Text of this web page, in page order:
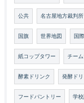
公共 名古屋地方裁判所
国旗 世界地図 国
紙コップタワー チー
酵素ドリンク 発酵ドリ
フードパントリー 学